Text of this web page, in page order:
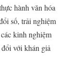
hành văn hóa
số, trải nghiệm
kinh nghiệm
với khán giả